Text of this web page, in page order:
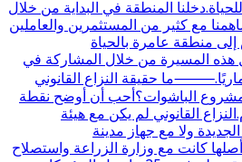
المنطقة في البداية من خلال
مع كثير من المستثمرين والعاملين
منطقة عامرة بالحياة
هذه المسيرة من خلال المشاركة في
حقيقة النزاع القانوني
الباشوات؟أحب أن أوضح نقطة
القانوني لم يكن مع هيئة
ولا مع جهاز مدينة
كانت مع وزارة الزراعة واستصلاح